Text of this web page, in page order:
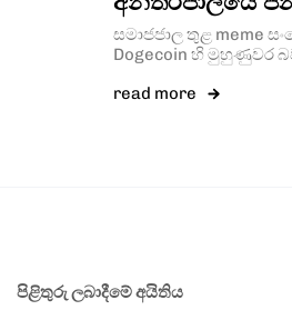
සමාජජාල තුළ meme
Dogecoin හි මුහුණුවර
read more
පිළිතුරු ලබාදීමේ අයිතිය